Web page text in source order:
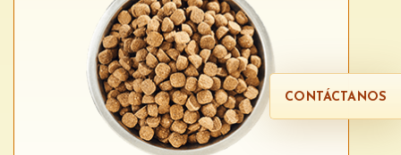
CONTÁCTANOS